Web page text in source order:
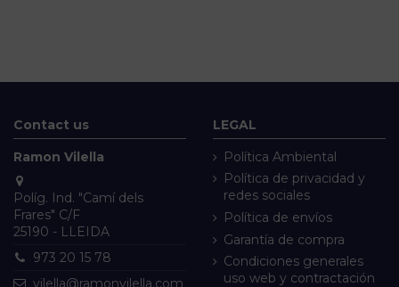
Contact us
Ramon Vilella
Políg. Ind. "Camí dels
Frares" C/F
25190 - LLEIDA
973 20 15 78
vilella@ramonvilella.com
LEGAL
Política Ambiental
Política de privacidad y
redes sociales
Política de envíos
Garantía de compra
Condiciones generales
uso web y contractación